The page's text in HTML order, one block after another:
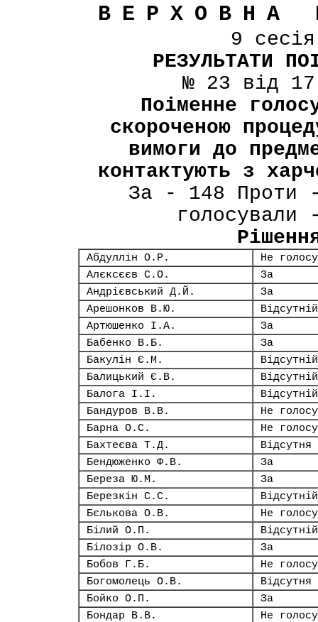
ВЕРХОВНА
9
РЕЗУЛЬТАТИ
№ 23 від
Поіменне
скороченою
вимоги до
контактують з
За - 148 Проти
Абдуллін О.Р.
Не
Алєксєєв С.О.
За
Андрієвський Д.Й.
За
Арешонков В.Ю.
Відсутній
Артюшенко І.А.
За
Бабенко В.Б.
За
Бакулін Є.М.
Відсутній
Балицький Є.В.
Відсутній
Балога І.І.
Відсутній
Бандуров В.В.
Не
Барна О.С.
Не
Бахтеєва Т.Д.
Відсутня
Бендюженко Ф.В.
За
Береза Ю.М.
За
Березкін С.С.
Відсутній
Бєлькова О.В.
Не
Білий О.П.
Відсутній
Білозір О.В.
За
Бобов Г.Б.
Не
Богомолець О.В.
Відсутня
Бойко О.П.
За
Бондар В.В.
Не